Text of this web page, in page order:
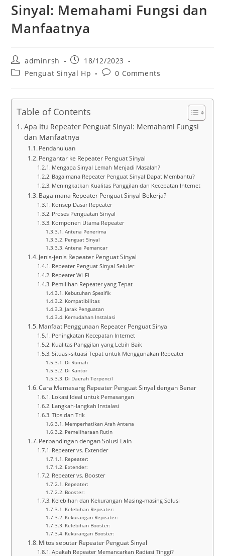
Sinyal: Memahami Fungsi dan
Manfaatnya
Post
author:
adminrsh
Post
published:
18/12/2023
PostPenguat Sinyal Hp
Post0 Comments
Table of Contents
Apa Itu Repeater Penguat Sinyal: Memahami Fungsi
dan Manfaatnya
Pendahuluan
Pengantar ke Repeater Penguat Sinyal
Mengapa Sinyal Lemah Menjadi Masalah?
Bagaimana Repeater Penguat Sinyal Dapat Membantu?
Meningkatkan Kualitas Panggilan dan Kecepatan Internet
Bagaimana Repeater Penguat Sinyal Bekerja?
Konsep Dasar Repeater
Proses Penguatan Sinyal
Komponen Utama Repeater
Antena Penerima
Penguat Sinyal
Antena Pemancar
Jenis-jenis Repeater Penguat Sinyal
Repeater Penguat Sinyal Seluler
Repeater Wi-Fi
Pemilihan Repeater yang Tepat
Kebutuhan Spesifik
Kompatibilitas
Jarak Penguatan
Kemudahan Instalasi
Manfaat Penggunaan Repeater Penguat Sinyal
Peningkatan Kecepatan Internet
Kualitas Panggilan yang Lebih Baik
Situasi-situasi Tepat untuk Menggunakan Repeater
Di Rumah
Di Kantor
Di Daerah Terpencil
Cara Memasang Repeater Penguat Sinyal dengan Benar
Lokasi Ideal untuk Pemasangan
Langkah-langkah Instalasi
Tips dan Trik
Memperhatikan Arah Antena
Pemeliharaan Rutin
Perbandingan dengan Solusi Lain
Repeater vs. Extender
Repeater:
Extender:
Repeater vs. Booster
Repeater:
Booster:
Kelebihan dan Kekurangan Masing-masing Solusi
Kelebihan Repeater:
Kekurangan Repeater:
Kelebihan Booster:
Kekurangan Booster:
Mitos seputar Repeater Penguat Sinyal
Apakah Repeater Memancarkan Radiasi Tinggi?